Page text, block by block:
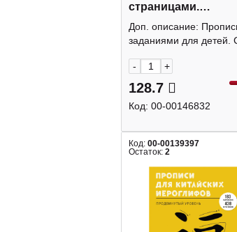
страницами.
Прописные буквы"
А5+, 24л 71482
Доп. описание:
заданиями для детей.
- +
128.7
Код: 00-00146832
Код: 00-00139397
Остаток: 2